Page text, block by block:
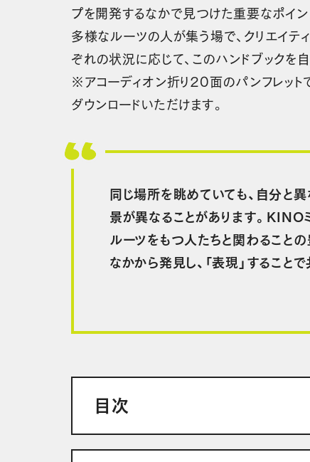
プを開発するなかで見つけた重要なポイン
多様なルーツの人が集う場で、クリエイテ
ぞれの状況に応じて、このハンドブックを
※アコーディオン折り20面のパンフレッ
ダウンロードいただけます。
同じ場所を眺めていても、自分と
景が異なることがあります。KINO
ルーツをもつ人たちと関わること
なかから発見し、「表現」すること
目次